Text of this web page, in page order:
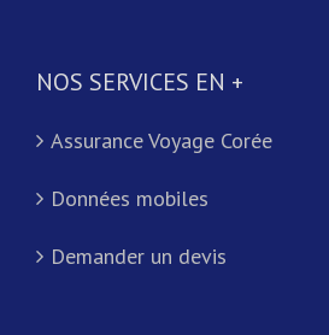
NOS SERVICES EN +
Assurance Voyage Corée
Données mobiles
Demander un devis